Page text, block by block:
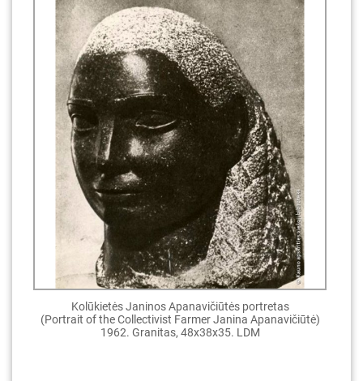
Kolūkietės Janinos Apanavičiūtės portretas
(Portrait of the Collectivist Farmer Janina Apanavičiūtė)
1962. Granitas, 48x38x35. LDM